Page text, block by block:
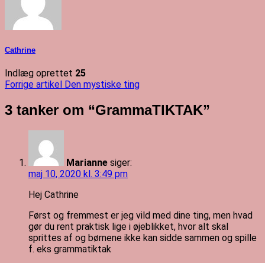
Cathrine
Indlæg oprettet 25
Indlægsnavigation
Forrige artikel Den mystiske ting
3 tanker om “GrammaTIKTAK”
Marianne siger:
maj 10, 2020 kl. 3:49 pm
Hej Cathrine
Først og fremmest er jeg vild med dine ting, men hvad
gør du rent praktisk lige i øjeblikket, hvor alt skal
sprittes af og børnene ikke kan sidde sammen og spille
f. eks grammatiktak